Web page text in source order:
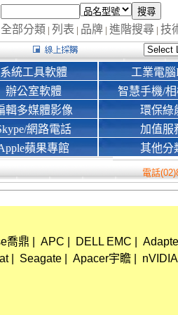
全部分類 | 列表 | 品牌| 進階搜尋| 技
系統工具軟體
辦公室軟體
輯多媒體影像
網路電話
蘋果專館
工業電腦
智慧手機/
環保綠
加值服
其他分
電話
喬鼎 APC DELL EMC
Seagate Apacer宇瞻 nVIDIA